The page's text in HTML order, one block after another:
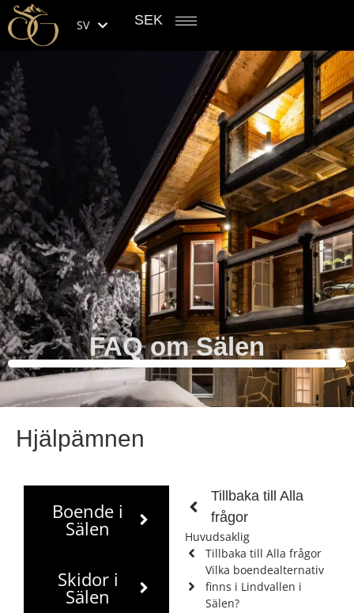
SV SEK
FAQ om Sälen
Hjälpämnen
Boende i
Sälen
Skidor i
Sälen
Tillbaka till Alla
frågor
Huvudsaklig
Tillbaka till Alla frågor
Vilka boendealternativ
finns i Lindvallen i
Sälen?